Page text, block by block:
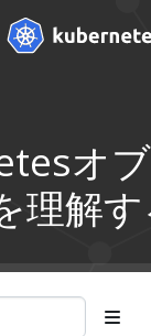
オ
理解す